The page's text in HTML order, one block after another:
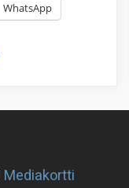
WhatsApp
Mediakortti